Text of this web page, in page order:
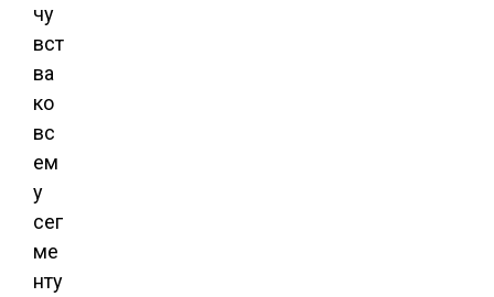
чу
вст
ва
ко
вс
ем
у
сег
ме
нту